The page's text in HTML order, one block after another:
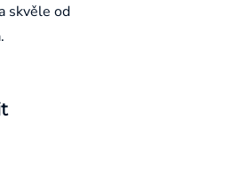
skvěle od